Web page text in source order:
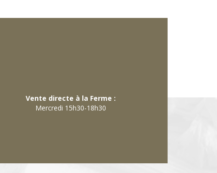
Vente directe à la Ferme :
Mercredi 15h30-18h30